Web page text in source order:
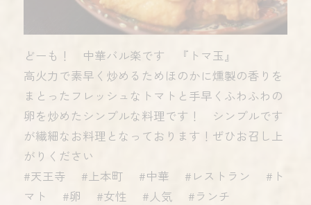
どーも！ 中華バル楽です 『トマ玉』
高火力で素早く炒めるためほのかに燻製の香りを
まとったフレッシュなトマトと手早くふわふわの
卵を炒めたシンプルな料理です！ シンプルです
が繊細なお料理となっております！ぜひお召し上
がりください
#天王寺 #上本町 #中華 #レストラン #ト
マト #卵 #女性 #人気 #ランチ